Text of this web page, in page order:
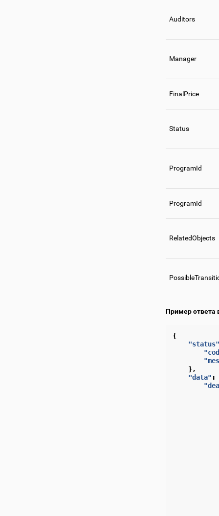
Auditors
Manager
FinalPrice
Status
ProgramId
ProgramId
RelatedObjects
Пример ответа
{
"status"
},
"data" :